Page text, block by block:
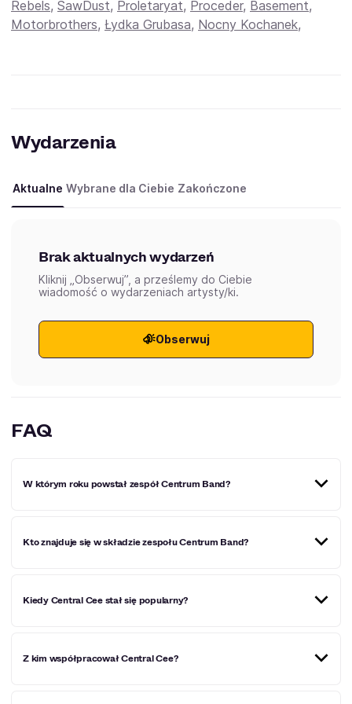
Rebels, SawDust, Proletaryat, Proceder, Basement,
Motorbrothers, Łydka Grubasa, Nocny Kochanek,
Wydarzenia
Aktualne Wybrane dla Ciebie Zakończone
Brak aktualnych wydarzeń
Kliknij „Obserwuj”, a prześlemy do Ciebie
wiadomość o wydarzeniach artysty/ki.
Obserwuj
FAQ
W którym roku powstał zespół Centrum Band?
Kto znajduje się w składzie zespołu Centrum Band?
Kiedy Central Cee stał się popularny?
'Wild West". Dzięki utworom, które się na niej znalazły,
Z kim współpracował Central Cee?